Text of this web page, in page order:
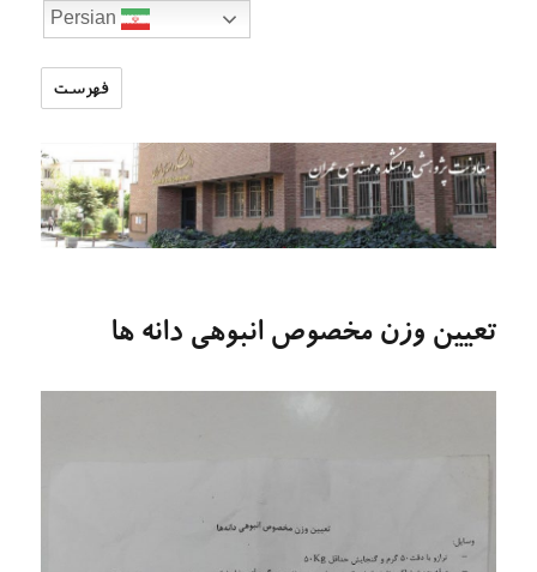
تارنمای
پژوهشی
دانشکده
مهندسی
فهرست
تعیین وزن مخصوص انبوهی دانه ها